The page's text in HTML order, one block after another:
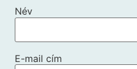
Név
E-mail cím